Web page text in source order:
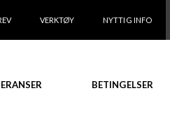
VERKTØY NYTTIG INFO
BETINGELSER